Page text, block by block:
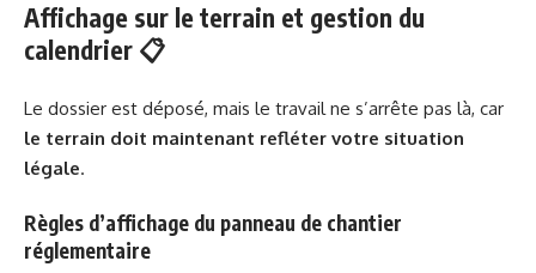
Affichage sur le terrain et gestion du
calendrier 📋
Le dossier est déposé, mais le travail ne s’arrête pas là, car
le terrain doit maintenant refléter votre situation
légale.
Règles d’affichage du panneau de chantier
réglementaire